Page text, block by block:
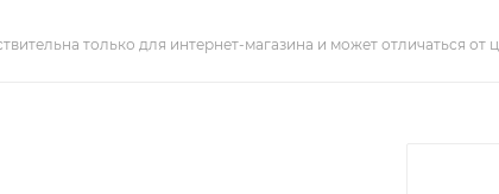
только для интернет-магазина и может отличаться от